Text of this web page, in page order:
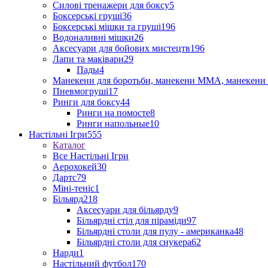
Силові тренажери для боксу5
Боксерські груші36
Боксерські мішки та груші196
Водоналивні мішки26
Аксесуари для бойових мистецтв196
Лапи та маківари29
Пады4
Манекени для боротьби, манекени ММА, манекени
Пневмогруші17
Ринги для боксу44
Ринги на помосте8
Ринги напольные10
Настільні Ігри555
Каталог
Все Настільні Ігри
Аерохокей30
Дартс79
Міні-теніс1
Більярд218
Аксесуари для більярду9
Більярдні стіл для піраміди97
Більярдні столи для пулу - американка48
Більярдні столи для снукера62
Нарди1
Настільний футбол170